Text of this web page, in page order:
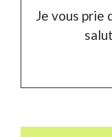
Je vous prie